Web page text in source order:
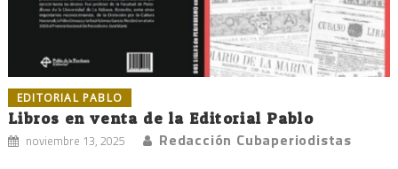
EDITORIAL PABLO
Libros en venta de la Editorial Pablo
noviembre 13, 2025 Redacción Cubaperiodistas